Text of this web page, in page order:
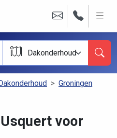
Dakonderhoud
Groningen
voor